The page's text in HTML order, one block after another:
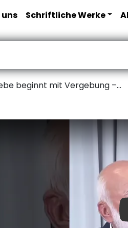
uns Schriftliche Werke
beginnt mit Vergebung –...